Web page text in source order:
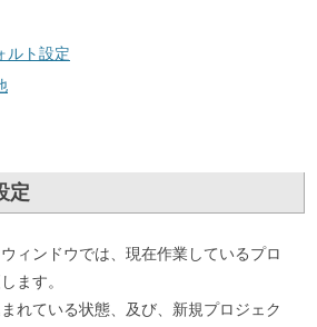
ルト設定
定
ィンドウでは、現在作業しているプロ
ます。
れている状態、及び、新規プロジェク